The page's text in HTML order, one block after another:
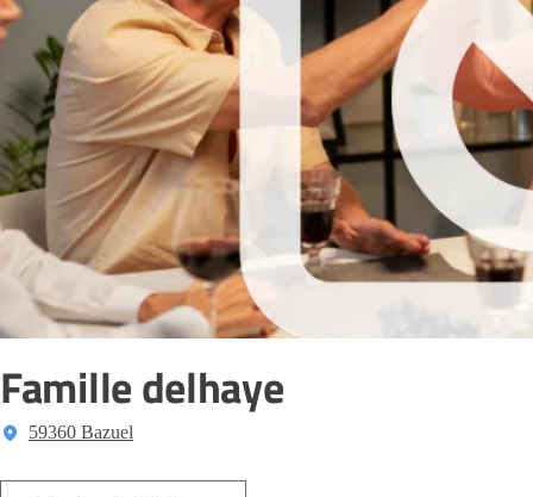
Famille delhaye
59360 Bazuel